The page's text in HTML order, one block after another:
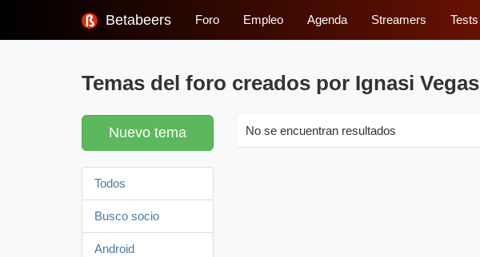
Betabeers Foro Empleo Agenda Streamers Tests
Temas del foro creados por Ignasi Vegas
Nuevo tema
Todos
Busco socio
Android
No se encuentran resultados